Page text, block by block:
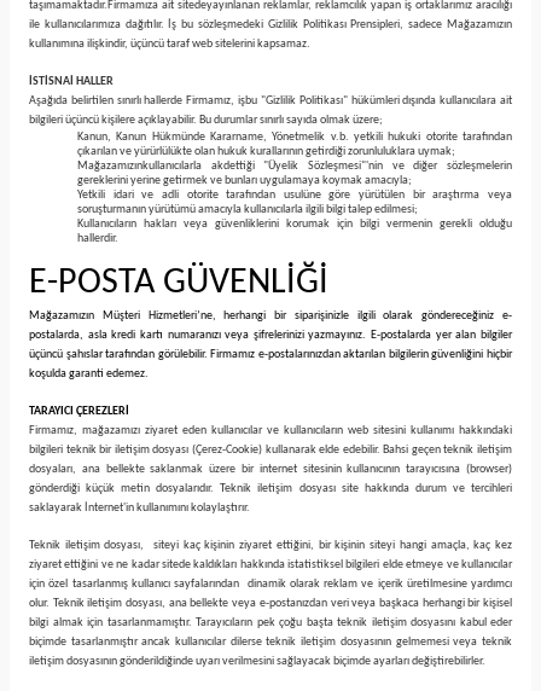
taşımamaktadır.Firmamıza ait sitedeyayınlanan reklamlar, reklamcılık yapan iş ortaklarımız aracılığı
ile kullanıcılarımıza dağıtılır. İş bu sözleşmedeki Gizlilik Politikası Prensipleri, sadece Mağazamızın
kullanımına ilişkindir, üçüncü taraf web sitelerini kapsamaz.
İSTİSNAİ HALLER
Aşağıda belirtilen sınırlı hallerde Firmamız, işbu "Gizlilik Politikası" hükümleri dışında kullanıcılara ait
bilgileri üçüncü kişilere açıklayabilir. Bu durumlar sınırlı sayıda olmak üzere;
Kanun, Kanun Hükmünde Kararname, Yönetmelik v.b. yetkili hukuki otorite tarafından
çıkarılan ve yürürlülükte olan hukuk kurallarının getirdiği zorunluluklara uymak;
Mağazamızınkullanıcılarla akdettiği "Üyelik Sözleşmesi"'nin ve diğer sözleşmelerin
gereklerini yerine getirmek ve bunları uygulamaya koymak amacıyla;
Yetkili idari ve adli otorite tarafından usulüne göre yürütülen bir araştırma veya
soruşturmanın yürütümü amacıyla kullanıcılarla ilgili bilgi talep edilmesi;
Kullanıcıların hakları veya güvenliklerini korumak için bilgi vermenin gerekli olduğu
hallerdir.
E-POSTA GÜVENLİĞİ
Mağazamızın Müşteri Hizmetleri’ne, herhangi bir siparişinizle ilgili olarak göndereceğiniz e-
postalarda, asla kredi kartı numaranızı veya şifrelerinizi yazmayınız. E-postalarda yer alan bilgiler
üçüncü şahıslar tarafından görülebilir. Firmamız e-postalarınızdan aktarılan bilgilerin güvenliğini hiçbir
koşulda garanti edemez.
TARAYICI ÇEREZLERİ
Firmamız, mağazamızı ziyaret eden kullanıcılar ve kullanıcıların web sitesini kullanımı hakkındaki
bilgileri teknik bir iletişim dosyası (Çerez-Cookie) kullanarak elde edebilir. Bahsi geçen teknik iletişim
dosyaları, ana bellekte saklanmak üzere bir internet sitesinin kullanıcının tarayıcısına (browser)
gönderdiği küçük metin dosyalarıdır. Teknik iletişim dosyası site hakkında durum ve tercihleri
saklayarak İnternet'in kullanımını kolaylaştırır.
Teknik iletişim dosyası, siteyi kaç kişinin ziyaret ettiğini, bir kişinin siteyi hangi amaçla, kaç kez
ziyaret ettiğini ve ne kadar sitede kaldıkları hakkında istatistiksel bilgileri elde etmeye ve kullanıcılar
için özel tasarlanmış kullanıcı sayfalarından dinamik olarak reklam ve içerik üretilmesine yardımcı
olur. Teknik iletişim dosyası, ana bellekte veya e-postanızdan veri veya başkaca herhangi bir kişisel
bilgi almak için tasarlanmamıştır. Tarayıcıların pek çoğu başta teknik iletişim dosyasını kabul eder
biçimde tasarlanmıştır ancak kullanıcılar dilerse teknik iletişim dosyasının gelmemesi veya teknik
iletişim dosyasının gönderildiğinde uyarı verilmesini sağlayacak biçimde ayarları değiştirebilirler.